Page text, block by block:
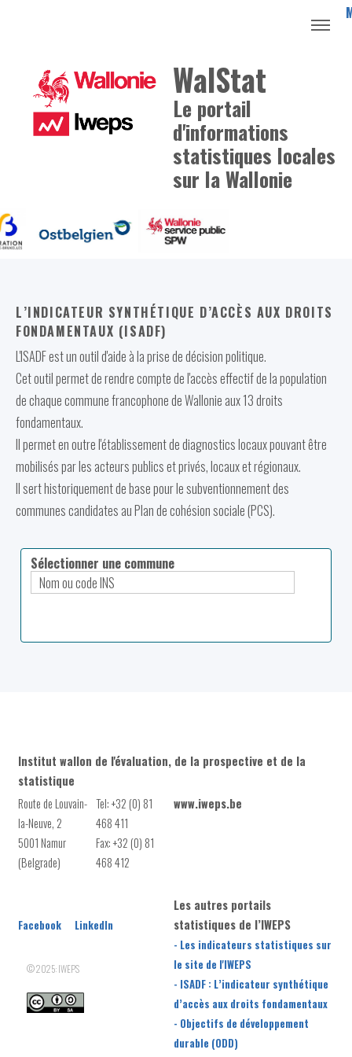
WalStat
Le portail
d'informations
statistiques locales
sur la Wallonie
L’INDICATEUR SYNTHÉTIQUE D’ACCÈS AUX DROITS
FONDAMENTAUX (ISADF)
L'ISADF est un outil d'aide à la prise de décision politique.
Cet outil permet de rendre compte de l'accès effectif de la population
de chaque commune francophone de Wallonie aux 13 droits
fondamentaux.
Il permet en outre l'établissement de diagnostics locaux pouvant être
mobilisés par les acteurs publics et privés, locaux et régionaux.
Il sert historiquement de base pour le subventionnement des
communes candidates au Plan de cohésion sociale (PCS).
Sélectionner une commune
Institut wallon de l'évaluation, de la prospective et de la
statistique
Route de Louvain-
la-Neuve, 2
5001 Namur
(Belgrade)
Tel: +32 (0) 81
468 411
Fax: +32 (0) 81
468 412
www.iweps.be
Facebook LinkedIn
© 2025: IWEPS
Les autres portails
statistiques de l’IWEPS
- Les indicateurs statistiques sur
le site de l'IWEPS
- ISADF : L’indicateur synthétique
d’accès aux droits fondamentaux
- Objectifs de développement
durable (ODD)